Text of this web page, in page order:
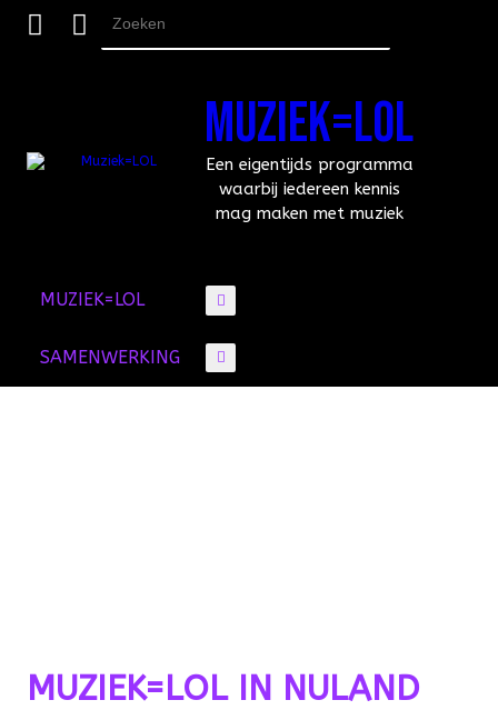
Skip
MUZIEK=LOL
Een eigentijds programma
waarbij iedereen kennis
mag maken met muziek
MUZIEK=LOL
SAMENWERKING
MUZIEK=LOL IN NULAND